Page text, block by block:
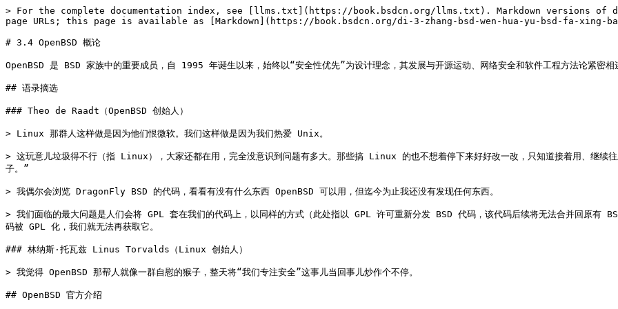
> For the complete documentation index, see [llms.txt](https://book.bsdcn.org/llms.txt). Markdown versions of documentation pages are available by appending `.md` to page URLs; this page is available as [Markdown](https://book.bsdcn.org/di-3-zhang-bsd-wen-hua-yu-bsd-fa-xing-ban-gai-lun/di-3.4-jie-openbsd-gai-lun.md).

# 3.4 OpenBSD 概论

OpenBSD 是 BSD 家族中的重要成员，自 1995 年诞生以来，始终以“安全性优先”为设计理念，其发展与开源运动、网络安全和软件工程方法论紧密相连。

## 语录摘选

### Theo de Raadt（OpenBSD 创始人）

> Linux 那群人这样做是因为他们恨微软。我们这样做是因为我们热爱 Unix。

> 这玩意儿垃圾得不行（指 Linux），大家还都在用，完全没意识到问题有多大。那些搞 Linux 的也不想着停下来好好改一改，只知道接着用、继续往上堆砌功能，没人愿意说一句：“这玩意儿真是个垃圾，咱们得重新造轮子。”

> 我偶尔会浏览 DragonFly BSD 的代码，看看有没有什么东西 OpenBSD 可以用，但迄今为止我还没有发现任何东西。

> 我们面临的最大问题是人们会将 GPL 套在我们的代码上，以同样的方式（此处指以 GPL 许可重新分发 BSD 代码，该代码后续将无法合并回原有 BSD 项目）将我们排除在外。……我们有很多公司一直在回馈代码。但是一旦代码被 GPL 化，我们就无法再获取它。

### 林纳斯·托瓦兹 Linus Torvalds（Linux 创始人）

> 我觉得 OpenBSD 那帮人就像一群自慰的猴子，整天将“我们专注安全”这事儿当回事儿炒作个不停。

## OpenBSD 官方介绍

OpenBSD 是一种功能完备的多平台类 UNIX 操作系统，基于伯克利网络发布版本 2（Networking Release 2，Net/2）和 4.4BSD-Lite。尽管该家族中有多个操作系统，但 OpenBSD 以“安全性”和“严谨性”优先而独树一帜。OpenBSD 团队致力于实现“默认安全”状态，这意味着 OpenBSD 用户可以确信，新安装的系统不会轻易遭到入侵。通过积极的安全策略，OpenBSD 实现了这一目标。

安全漏洞本质上是设计或实现中的错误。OpenBSD 团队既注重新代码的编写，也重视发现和修复现有的设计缺陷及实现的漏洞，故 OpenBSD 系统不仅更加安全，也更加稳定。所有关键系统组件的源代码都经过检查，以防止远程访问、本地访问、拒绝服务、数据破坏以及信息收集等问题。

除了修复漏洞，OpenBSD 还将强大的加密功能集成到基本系统中。OpenBSD 系统提供了功能齐全的 IPsec 实现，并支持常用协议，如 SSL 和 SSH。同时，OpenBSD 也内置了网络过滤和监控工具，例如包过滤、NAT 和桥接，以及多种路由服务，如 BGP 和 OSPF。为了满足高性能需求，系统还加入了对硬件加密的支持。尽管安全性通常被认为与可用性存在权衡，OpenBSD 提供尽可能多的安全选项，让用户在享受安全计算的同时，不会感到负担。

由于 OpenBSD 源自加拿大，其加密组件（如 OpenSSH 和 IPsec）出口至全球不受限制。

（注意：如果 OpenBSD 进入美国，则不能从美国重新出口。因此，如果位于加拿大和美国以外地区，请勿从位于美国的镜像服务器获取发行版。）

## OpenBSD 简介

OpenBSD 也是一种类 UNIX 计算机操作系统，诞生于 1995 年，由南非出生的加拿大籍程序员 Theo de Raadt 从 NetBSD 复刻而来（他也是 NetBSD 的创始人之一）。根据现存的 [NetBSD 邮件列表](https://mail-index.netbsd.org/netbsd-users/1994/12/23/0000.html) 记载，他因言语不当和攻击他人被开除出核心小组。

> 在 12 月 20 日（指 1994 年），NetBSD 项目中仅存的核心成员要求 Theo de Raadt 下台。这是一个极其艰难的决定，其原因在于 Theo 长期以来对 NetBSD 的用户与开发者表现出的无礼和辱骂行为。我们认为，作为 NetBSD 项目的代表不应有此类行为，并且这种行为从整体上来说对 NetBSD 造成了损害。
>
> 这个决定之所以艰难，是因为 Theo 曾长期为 NetBSD 作出积极贡献。他曾是 NetBSD SPARC 支持的主要维护者，并编写了大量代码，数不胜数。我们当然愿意接受（并且非常希望看到）Theo 今后仍为 NetBSD 做出贡献，但我们认为他不再适合继续作为 NetBSD 的“官方”代表。

OpenBSD 每 6 个月发布一次新版本。

OpenBSD 被广泛认为是世界上最安全的操作系统。OpenBSD 的口号是“Only two remote holes in the default install, in a heck of a long time!”（在如此漫长的时间里，默认安装下仅存在两个远程漏洞！）

OpenBSD 采用 LLVM/Clang 项目构建系统，默认 shell 为 ksh（基于 pdksh，而非 David Korn 的原始 ksh88/ksh93）。OpenBSD 吉祥物是一只河豚：普菲（Puffy）。

相较于其他 BSD 系统，OpenBSD 的设计取向更偏向安全性（例如移除了 Linux 兼容层，用 doas 替代 sudo，并默认 [限制超线程](https://marc.info/?l=openbsd-tech\&m=153504937925732\&w=2)）。对此，用户体验则见仁见智（整个系统性能方面表现相对保守，例如包管理器运行速度较慢），毕竟这样的后果之一是软件相对较少，不仅远远落后于 FreeBSD，甚至比起 NetBSD 也略逊一筹。不过，OpenBSD 以极少量的人力和物力维护了 amd64/i386、arm64/armv7 及 riscv64 等诸多架构，是一款实实在在的通用操作系统。为了拓展桌面用户，也打包了 GNOME、MATE 和 Xfce 等桌面环境以及 Blender、Firefox、Krita 和 LibreOffice 等一大批软件。未来 OpenBSD 有望在保持安全特性的同时优化性能，拓展使用场景。

在中文互联网上，OpenBSD 被不少人熟知，概因一条让人感慨万千的新闻——在 2014 年，[OpenBSD 项目因欠缴电费，面临关停的风险](https://marc.info/?l=openbsd-misc\&m=138972987203440\&w=2)，但是 OpenBSD 开发的软件，几乎所有使用互联网的人每一刻都在使用——OpenSSH 是 OpenBSD 的子项目，这也很常见，整个开源生态均由少数项目支撑，并且可能仅有不到个位数的人在进行维护，但他们往往得不到应有的重视，却践行了自己的开源使命。危机最终由罗马尼亚比特币企业家 Mircea Popescu 捐赠的 2 万美元化解。此后，包括国内罗永浩的 [锤子科技](https://undeadly.org/cgi?action=article\&sid=20161123193708) 在内的多家企业与个人也陆续向 OpenBSD 基金会捐款。

很多人对 OpenBSD 有着深深的误解，认为资金或人力不足影响了其开发进度，或者认为其只关注安全而忽视其他方面。但事实并非如此，OpenBSD 在驱动方面实现了现代化（DRM 同步至 Linux 6.12.50，已支持 Intel AX200/AX210 等 Wi-Fi 6/6E 适配器的 [iwx 驱动](https://man.openbsd.org/iwx.4)——但需注意，该驱动目前仅以 802.11ac 模式运行，尚未实现 802.11ax 协议功能），还支持了 [UFS](https://man.openbsd.org/ufshci.4)（Universal Flash Storage）。这说明资金和人力固然重要，却不是决定性因素。这个世界是由广大的草台班子组成的，还是由学院派精英构成，这永远是一个值得深思的问题。

OpenBSD 软件包管理策略较为严格，过时的软件包会被移除。例如，用户几乎无法找到可用的图形显示管理器（GDM 除外）。

OpenBSD 对 NVIDIA 显卡的支持，`nv` 驱动大致停留在 2009 年左右的 GT200 系列，而 `nouveau` 驱动支持到 Pascal 架构（GeForce GTX 10 系列）。

### 文件系统

**FFS（Berkeley Fast File System，伯克利快速文件系统）** 是一种高性能的 UNIX 文件系统，最早于 1983 年在 4.2BSD 中引入，通过优化数据块布局和索引节点设计提升文件 I/O 性能。

OpenBSD 默认使用的文件系统 FFS 在实现上与 FreeBSD 的 UFS 属于同一体系。它们在挂载参数上保持一致。

### 参考文献

* nv - NVIDIA video driver\[EB/OL]. \[2026-03-26]. <https://man.openbsd.org/nv.4>.`nv` 驱动具体硬件支持列表。
* nouveau - NVIDIA video driver\[EB/OL]. \[2026-03-26]. <https://man.openbsd.org/nouveau.4>.`nouveau` 驱动具体硬件支持列表。
* FreeBSD Project. ffs -- Berkeley fast file system\[EB/OL]. \[2026-04-02]. <https://man.freebsd.org/cgi/man.cgi?query=ffs&sektion=7>. 详细介绍 FFS 文件系统的技术规范与实现原理，提供系统文件系统设计参考。
* Leffler S J. Changes to the Kernel in 4.2BSD\[R]. University of California, Berkeley, 1983-07-25. 记载 4.2BSD 的内核变更，FFS 随该版本首次引入。4.2BSD 的正式发布时间为 1983 年 8 月，参见 MCKUSICK M K. Twenty Years of Berkeley Unix\[M]//SALUS P H, ed. Open Sources: Voices from the Open Source Revolution. Sebastopol: O'Reilly, 1999.
* The Register. Romanian Bitcoin baron stumps up $20k to keep OpenBSD's lights on\[EB/OL]. (2014-01-20)\[2026-04-17]. <https://www.theregister.com/2014/01/20/openbsd_bailed_out/>. 记载 2014 年电费危机由 Mircea Popescu 捐赠 2 万美元化解。
* OpenBSD Project. iwx(4) Device Drivers Manual\[EB/OL]. \[2026-04-16]. <https://man.openbsd.org/iwx>. OpenBSD iwx 驱动手册页，指出该驱动不支持 802.11ax 功能。
* OpenBSD Project. OpenBSD 7.8 Release\[EB/OL]. (2025-10-22)\[2026-04-16]. <https://www.openbsd.org/78.html>. OpenBSD 7.8 发行说明，DRM 同步至 Linux 6.12.50。
* OpenBSD Project. OpenBSD FAQ - Introduction to OpenBSD\[EB/OL]. \[2026-04-17]. <https://www.openbsd.org/faq/faq1.html>. OpenBSD 官方常见问题，记载默认 shell 为 ksh（基于 pdksh）。

## 机遇与挑战

### 社区与协作

与几位 OpenBSD 维护者和社区交流后发现，部分维护者在技术讨论中态度较为坚持己见。例如，有用户反馈 KDE 5 无法正常启动并出现黑屏的情况，经过数月排查后，发现问题实际上出现在虚拟机环境中，尤其是在启用 UEFI 时才会触发该错误。

另一个问题涉及 EFI 分区的处理。OpenBSD 安装器默认创建的分区布局在某些场景下可能不够合理，尤其在仅有 100 GB 磁盘空间时需要仔细规划。默认分区将空间划分得较为细致，实际操作中，例如执行 `pkg_add gnome`，需要预留足够空间。在较早版本中，系统不允许用户在安装过程中自定义 EFI 分区：即使用户自行创建 EFI 分区，系统也无法识别。用户必须先让安装器创建默认 EFI 分区，随后手动删除其他分区，仅保留 EFI，才能继续进行自定义分区设置。直到 7.6 版本，这一方面才有所改进。

OpenBSD 安装器在网络处理和错误恢复方面也存在一些可改进之处。例如，在安装过程中需要在线下载驱动，但下载失败时的错误处理机制可以更加完善；若用户尝试使用 Ctrl+C 中断，系统可能直接崩溃，只能重新开始安装；在断网状态下，安装器也可能停滞在某一步，无法继续。

以上问题已向相关开发者报告。在 KDE 5 移植相关的讨论中，也进行了技术探讨。

### 开发方式与协作流程

OpenBSD 至今仍沿用传统开发方式，主要通过邮件列表进行协作。项目不接受 GitHub 上的 Pull Request（PR）。整个项目仍然使用 CVS（Concurrent Versions System）进行版本控制，CVS 对 HTTP 代理的支持有限。对许多现代开发者而言，SVN（Subversion）可能已不熟悉，更不用说更早期的 CVS 工作流。这种开发方式对新开发者造成了一定困扰。

OpenBSD 的源代码大多缺少详细的注释和说明文件，初学者较难直接理解和学习。

OpenBSD 的 Bug 报告缺乏统一的追踪和报告平台，反馈主要通过邮件列表提交，信息容易丢失。

OpenBSD 的发行公告结构与可读性有待改善，内容呈现较为简略，难以直接阅读。缺少 Wiki 或类似平台来跟踪具体子项目的开发进度。

### 不稳定的 ABI

**ABI（Application Binary Interface，应用程序二进制接口）** 定义了编译后二进制代码与操作系统内核之间的交互规范，包括系统调用约定、数据结构布局和函数调用机制等。ABI 稳定性是确保跨版本二进制兼容性的关键因素。

据 Rust 维护者反馈（[OpenBSD support](https://github.com/rust-lang/rustup/issues/2168)），OpenBSD 的 ABI 十分不稳定，与 Linux 内核严格保持用户空间 ABI 向后兼容的做法截然不同。因此，Rust 团队无法通过 `rustup` 向 OpenBSD 用户提供预编译的 Rust 工具链。

目前，OpenBSD 用户只能通过 Ports 获取 Rust 工具链，或拉取源代码自行编译。

> OpenBSD 并不尝试保持向下兼容。在任意时刻，OpenBSD 仅支持两个稳定版本